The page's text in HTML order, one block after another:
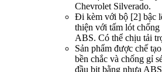
Chevrolet Silverado.
Đi kèm với bộ [2] bậc
thiện với tấm lót
ABS. Có thể chịu tải
Sản phẩm được chế
bền chắc và chống gỉ
đầu bịt bằng nhựa